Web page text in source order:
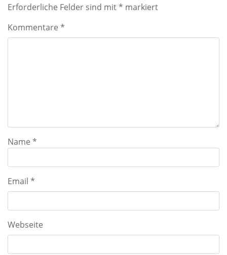
Erforderliche Felder sind mit* markiert
Kommentare *
Name *
Email *
Webseite